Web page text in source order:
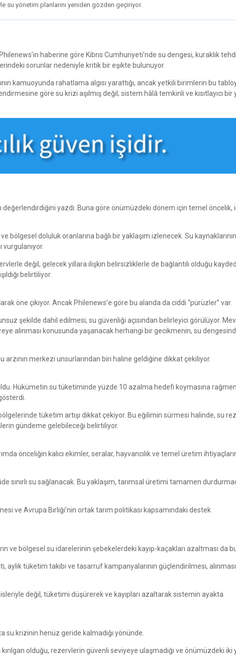
yönetim planlarını yeniden gözden geçiriyor.
haberine göre Kıbrıs Cumhuriyeti’nde su dengesi, kuraklık
sorunlar nedeniyle kritik bir eşikte bulunuyor.
kamuoyunda rahatlama algısı yarattığı, ancak yetkili birimlerin bu
göre su krizi aşılmış değil; sistem hâlâ temkinli ve kısıtlayıcı
yazdı. Buna göre önümüzdeki dönem için temel öncelik,
bölgesel doluluk oranlarına bağlı bir yaklaşım izlenecek. Su
vurgulanıyor.
değil, gelecek yıllara ilişkin belirsizliklerle de bağlantılı olduğu
belirtiliyor.
öne çıkıyor. Ancak Philenews’e göre bu alanda da ciddi “pürüzler” var.
şekilde dahil edilmesi, su güvenliği açısından belirleyici görülüyor.
alınması konusunda yaşanacak herhangi bir gecikmenin, su
merkezi unsurlarından biri haline geldiğine dikkat çekiliyor.
Hükümetin su tüketiminde yüzde 10 azalma hedefi koymasına
tüketim artışı dikkat çekiyor. Bu eğilimin sürmesi halinde, su
gündeme gelebileceği belirtiliyor.
önceliğin kalıcı ekimler, seralar, hayvancılık ve temel üretim
sınırlı su sağlanacak. Bu yaklaşım, tarımsal üretimi tamamen
ve Avrupa Birliği’nin ortak tarım politikası kapsamındaki destek
ve bölgesel su idarelerinin şebekelerdeki kayıp-kaçakları azaltması da
aylık tüketim takibi ve tasarruf kampanyalarının güçlendirilmesi,
değil, tüketimi düşürerek ve kayıpları azaltarak sistemin ayakta
su krizinin henüz geride kalmadığı yönünde.
olduğu, rezervlerin güvenli seviyeye ulaşmadığı ve önümüzdeki iki